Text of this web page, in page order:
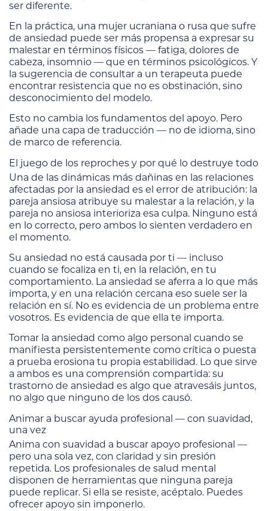
ser diferente.
En la práctica, una mujer ucraniana o rusa que sufre
de ansiedad puede ser más propensa a expresar su
malestar en términos físicos — fatiga, dolores de
cabeza, insomnio — que en términos psicológicos. Y
la sugerencia de consultar a un terapeuta puede
encontrar resistencia que no es obstinación, sino
desconocimiento del modelo.
Esto no cambia los fundamentos del apoyo. Pero
añade una capa de traducción — no de idioma, sino
de marco de referencia.
El juego de los reproches y por qué lo destruye todo
Una de las dinámicas más dañinas en las relaciones
afectadas por la ansiedad es el error de atribución: la
pareja ansiosa atribuye su malestar a la relación, y la
pareja no ansiosa interioriza esa culpa. Ninguno está
en lo correcto, pero ambos lo sienten verdadero en
el momento.
Su ansiedad no está causada por ti — incluso
cuando se focaliza en ti, en la relación, en tu
comportamiento. La ansiedad se aferra a lo que más
importa, y en una relación cercana eso suele ser la
relación en sí. No es evidencia de un problema entre
vosotros. Es evidencia de que ella te importa.
Tomar la ansiedad como algo personal cuando se
manifiesta persistentemente como crítica o puesta
a prueba erosiona tu propia estabilidad. Lo que sirve
a ambos es una comprensión compartida: su
trastorno de ansiedad es algo que atravesáis juntos,
no algo que ninguno de los dos causó.
Animar a buscar ayuda profesional — con suavidad,
una vez
Anima con suavidad a buscar apoyo profesional —
pero una sola vez, con claridad y sin presión
repetida. Los profesionales de salud mental
disponen de herramientas que ninguna pareja
puede replicar. Si ella se resiste, acéptalo. Puedes
ofrecer apoyo sin imponerlo.